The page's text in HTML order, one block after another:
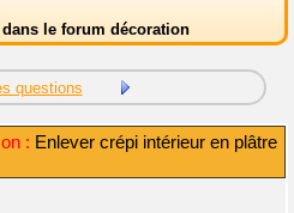
le forum décoration
questions
: Enlever crépi intérieur en plâtre